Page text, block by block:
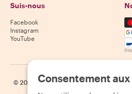
Suis-nous
Facebook
Instagram
YouTube
© 2026 Withlocals.com | Politique de
site
Consentement